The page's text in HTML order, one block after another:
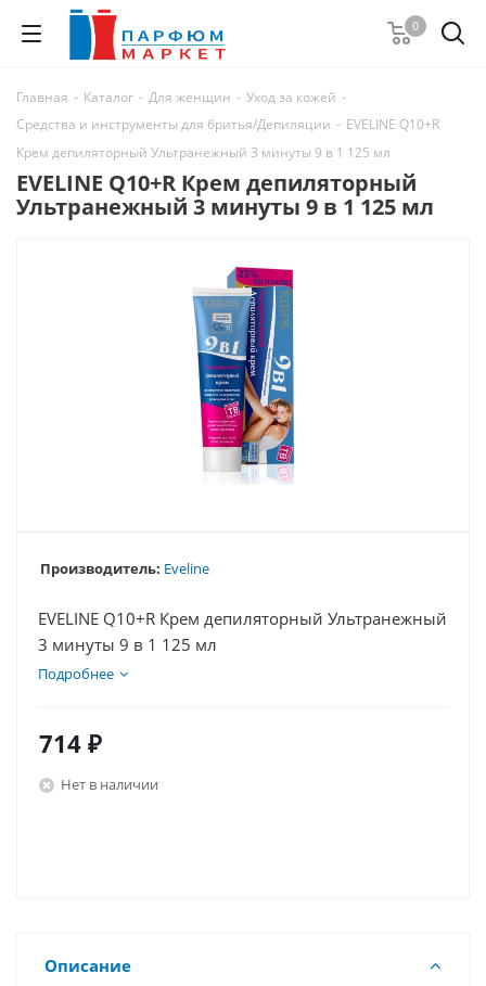
0
Главная - Каталог - Для женщин - Уход за кожей -
Средства и инструменты для бритья/Депиляции - EVELINE Q10+R
Крем депиляторный Ультранежный 3 минуты 9 в 1 125 мл
EVELINE Q10+R Крем депиляторный
Ультранежный 3 минуты 9 в 1 125 мл
Производитель: Eveline
EVELINE Q10+R Крем депиляторный Ультранежный
3 минуты 9 в 1 125 мл
Подробнее
714 ₽
Нет в наличии
Описание